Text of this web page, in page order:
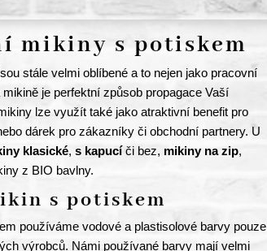
mikiny s potiskem
stále velmi oblíbené a to nejen jako pracovní
je perfektní způsob propagace Vaší
lze využít také jako atraktivní benefit pro
dárek pro zákazníky či obchodní partnery. U
klasické, s kapucíči bez, mikiny na zip,
z BIO bavlny.
s potiskem
používáme vodové a plastisolové barvy pouze
výrobců. Námi používané barvy mají velmi